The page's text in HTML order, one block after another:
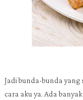
Jadi bunda-bunda yang
cara aku ya. Ada